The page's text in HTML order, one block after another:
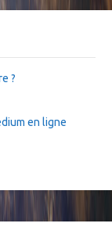
?
en ligne